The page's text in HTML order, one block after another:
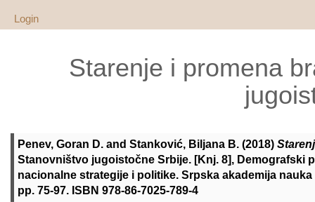
Login
Starenje i promena
Penev, Goran D. and Stanković, Biljana B. (2018)
Stanovništvo jugoistočne Srbije. [Knj. 8], Demografski
nacionalne strategije i politike. Srpska akademija
pp. 75-97. ISBN 978-86-7025-789-4